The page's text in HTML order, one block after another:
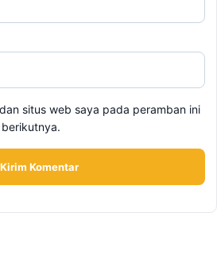
situs web saya pada peramban ini